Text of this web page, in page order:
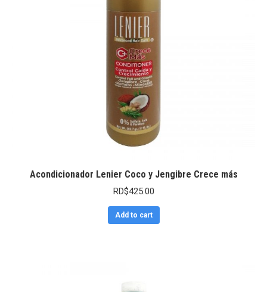
Acondicionador Lenier Coco y Jengibre Crece más
RD$425.00
Add to cart